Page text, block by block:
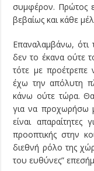
συμφέρον. Πρώτος
βεβαίως και κάθε
Επαναλαμβάνω, ότι
δεν το έκανα ούτε
τότε με προέτρεπε
έχω την απόλυτη
κάνω ούτε τώρα.
για να προχωρήσω
είναι
προοπτικής στην
διεθνή ρόλο της
του ευθύνες”